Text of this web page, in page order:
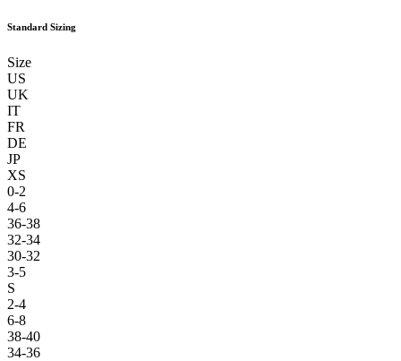
Standard Sizing
Size
US
UK
IT
FR
DE
JP
XS
0-2
4-6
36-38
32-34
30-32
3-5
S
2-4
6-8
38-40
34-36